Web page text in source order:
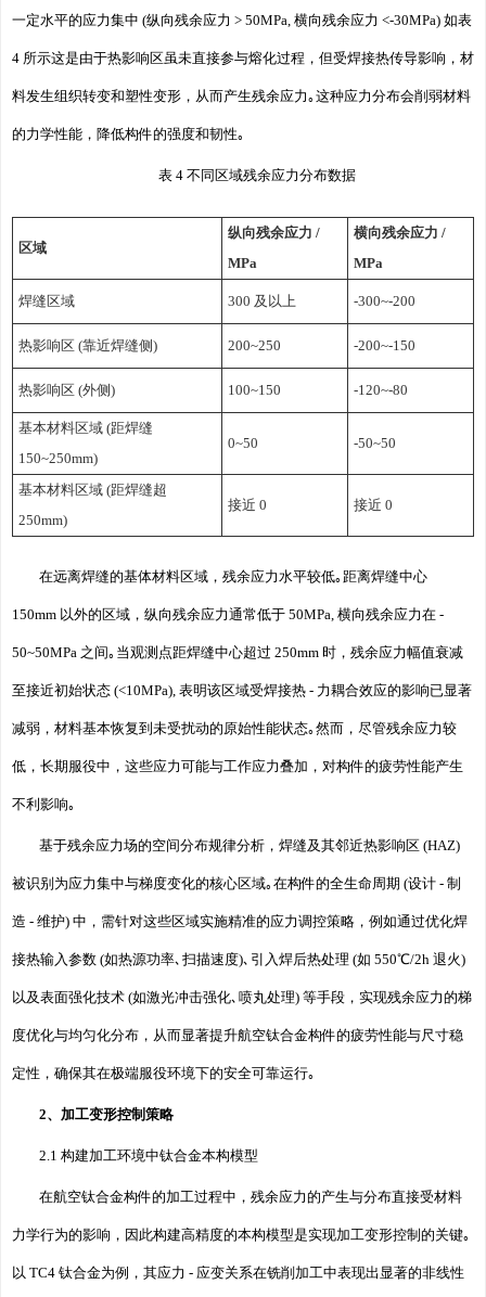
一定水平的应力集中 (纵向残余应力 > 50MPa, 横向残余应力 <-30MPa) 如表
4 所示这是由于热影响区虽未直接参与熔化过程，但受焊接热传导影响，材
料发生组织转变和塑性变形，从而产生残余应力｡这种应力分布会削弱材料
的力学性能，降低构件的强度和韧性｡
表 4 不同区域残余应力分布数据
区域
纵向残余应力 /
MPa
横向残余应力 /
MPa
焊缝区域 300 及以上 -300~-200
热影响区 (靠近焊缝侧) 200~250 -200~-150
热影响区 (外侧) 100~150 -120~-80
基本材料区域 (距焊缝
150~250mm)
0~50 -50~50
基本材料区域 (距焊缝超
250mm)
接近 0 接近 0
在远离焊缝的基体材料区域，残余应力水平较低｡距离焊缝中心
150mm 以外的区域，纵向残余应力通常低于 50MPa, 横向残余应力在 -
50~50MPa 之间｡当观测点距焊缝中心超过 250mm 时，残余应力幅值衰减
至接近初始状态 (<10MPa), 表明该区域受焊接热 - 力耦合效应的影响已显著
减弱，材料基本恢复到未受扰动的原始性能状态｡然而，尽管残余应力较
低，长期服役中，这些应力可能与工作应力叠加，对构件的疲劳性能产生
不利影响｡
基于残余应力场的空间分布规律分析，焊缝及其邻近热影响区 (HAZ)
被识别为应力集中与梯度变化的核心区域｡在构件的全生命周期 (设计 - 制
造 - 维护) 中，需针对这些区域实施精准的应力调控策略，例如通过优化焊
接热输入参数 (如热源功率､扫描速度)､引入焊后热处理 (如 550℃/2h 退火)
以及表面强化技术 (如激光冲击强化､喷丸处理) 等手段，实现残余应力的梯
度优化与均匀化分布，从而显著提升航空钛合金构件的疲劳性能与尺寸稳
定性，确保其在极端服役环境下的安全可靠运行｡
2、加工变形控制策略
2.1 构建加工环境中钛合金本构模型
在航空钛合金构件的加工过程中，残余应力的产生与分布直接受材料
力学行为的影响，因此构建高精度的本构模型是实现加工变形控制的关键｡
以 TC4 钛合金为例，其应力 - 应变关系在铣削加工中表现出显著的非线性